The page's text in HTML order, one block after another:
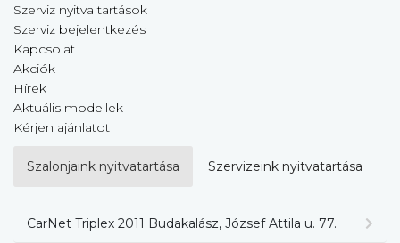
Szerviz nyitva tartások
Szerviz bejelentkezés
Kapcsolat
Akciók
Hírek
Aktuális modellek
Kérjen ajánlatot
Szalonjaink nyitvatartása Szervizeink nyitvatartása
CarNet Triplex 2011 Budakalász, József Attila u. 77.